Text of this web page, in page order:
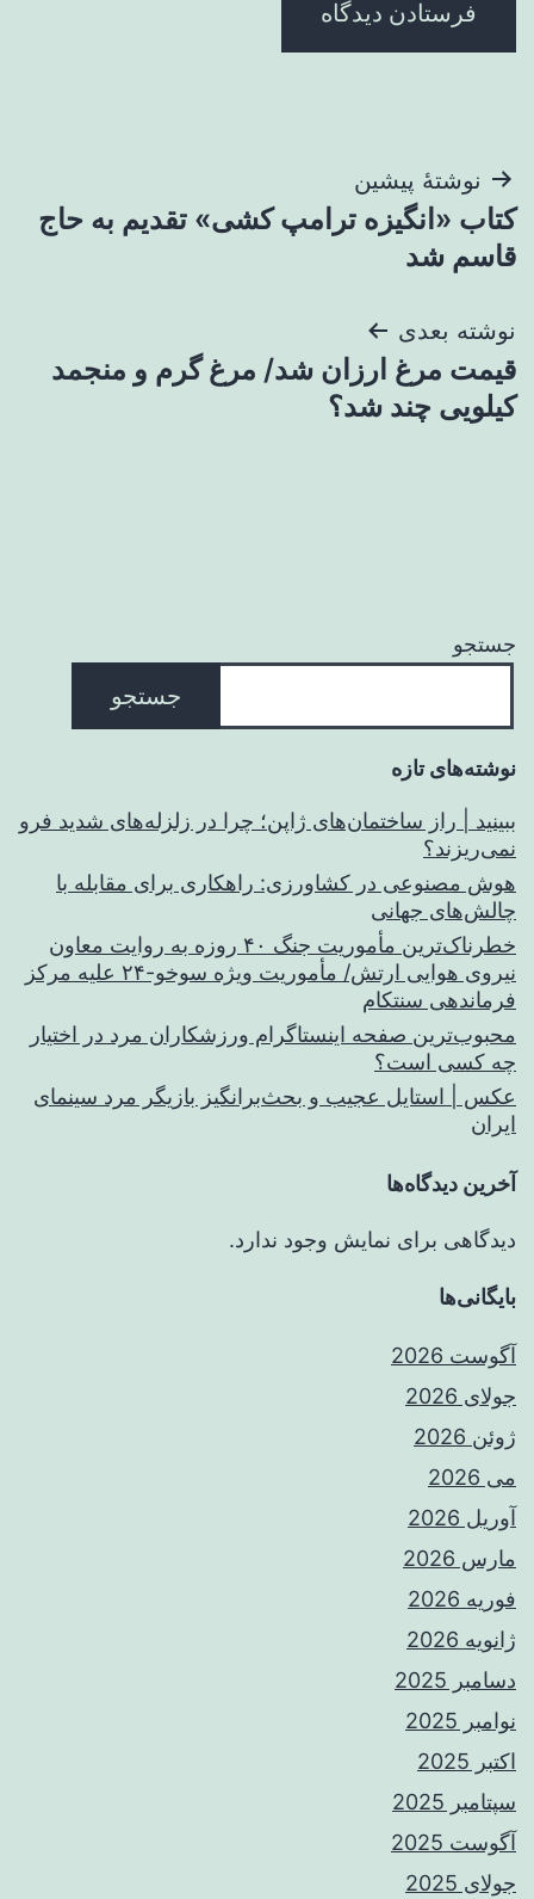
راهبری
نوشته
نوشتهٔ پیشین
کتاب «انگیزه ترامپ کشی» تقدیم به حاج
قاسم شد
نوشته بعدی
قیمت مرغ ارزان شد/ مرغ گرم و منجمد
کیلویی چند شد؟
جستجو
جستجو
نوشته‌های تازه
ببینید | راز ساختمان‌های ژاپن؛ چرا در زلزله‌های شدید فرو
نمی‌ریزند؟
هوش مصنوعی در کشاورزی: راهکاری برای مقابله با
چالش‌های جهانی
خطرناک‌ترین مأموریت جنگ ۴۰ روزه به روایت معاون
نیروی هوایی ارتش/ مأموریت ویژه سوخو-۲۴ علیه مرکز
فرماندهی سنتکام
محبوب‌ترین صفحه اینستاگرام ورزشکاران مرد در اختیار
چه کسی است؟
عکس | استایل عجیب و بحث‌برانگیز بازیگر مرد سینمای
ایران
آخرین دیدگاه‌ها
دیدگاهی برای نمایش وجود ندارد.
بایگانی‌ها
آگوست 2026
جولای 2026
ژوئن 2026
می 2026
آوریل 2026
مارس 2026
فوریه 2026
ژانویه 2026
دسامبر 2025
نوامبر 2025
اکتبر 2025
سپتامبر 2025
آگوست 2025
جولای 2025